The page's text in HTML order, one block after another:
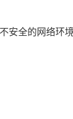
安全的网络